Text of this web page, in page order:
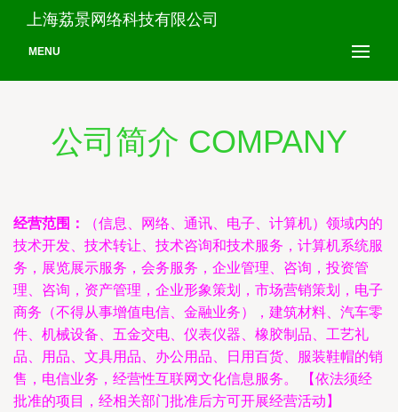
上海荔景网络科技有限公司
MENU
公司简介 COMPANY
经营范围：
（信息、网络、通讯、电子、计算机）领域内的
技术开发、技术转让、技术咨询和技术服务，计算机系统服
务，展览展示服务，会务服务，企业管理、咨询，投资管
理、咨询，资产管理，企业形象策划，市场营销策划，电子
商务（不得从事增值电信、金融业务），建筑材料、汽车零
件、机械设备、五金交电、仪表仪器、橡胶制品、工艺礼
品、用品、文具用品、办公用品、日用百货、服装鞋帽的销
售，电信业务，经营性互联网文化信息服务。 【依法须经
批准的项目，经相关部门批准后方可开展经营活动】